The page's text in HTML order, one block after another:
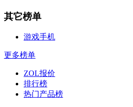
其它榜单
游戏手机
更多榜单
ZOL报价
排行榜
热门产品榜